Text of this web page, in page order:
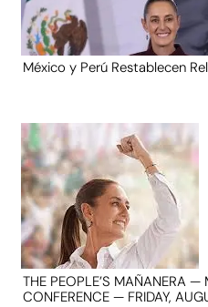
México y Perú Restablecen
THE PEOPLE’S MAÑANERA —
CONFERENCE — FRIDAY,